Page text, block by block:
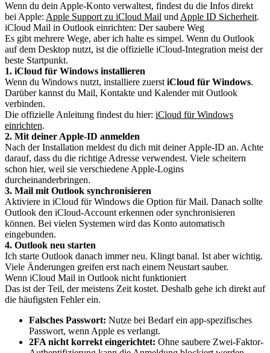
Wenn du dein Apple-Konto verwaltest, findest du die Infos direkt
bei Apple: Apple Support zu iCloud Mail und Apple ID Sicherheit.
iCloud Mail in Outlook einrichten: Der saubere Weg
Es gibt mehrere Wege, aber ich halte es simpel. Wenn du Outlook
auf dem Desktop nutzt, ist die offizielle iCloud-Integration meist der
beste Startpunkt.
1. iCloud für Windows installieren
Wenn du Windows nutzt, installiere zuerst iCloud für Windows.
Darüber kannst du Mail, Kontakte und Kalender mit Outlook
verbinden.
Die offizielle Anleitung findest du hier: iCloud für Windows
einrichten.
2. Mit deiner Apple-ID anmelden
Nach der Installation meldest du dich mit deiner Apple-ID an. Achte
darauf, dass du die richtige Adresse verwendest. Viele scheitern
schon hier, weil sie verschiedene Apple-Logins
durcheinanderbringen.
3. Mail mit Outlook synchronisieren
Aktiviere in iCloud für Windows die Option für Mail. Danach sollte
Outlook den iCloud-Account erkennen oder synchronisieren
können. Bei vielen Systemen wird das Konto automatisch
eingebunden.
4. Outlook neu starten
Ich starte Outlook danach immer neu. Klingt banal. Ist aber wichtig.
Viele Änderungen greifen erst nach einem Neustart sauber.
Wenn iCloud Mail in Outlook nicht funktioniert
Das ist der Teil, der meistens Zeit kostet. Deshalb gehe ich direkt auf
die häufigsten Fehler ein.
Falsches Passwort: Nutze bei Bedarf ein app-spezifisches
Passwort, wenn Apple es verlangt.
2FA nicht korrekt eingerichtet: Ohne saubere Zwei-Faktor-